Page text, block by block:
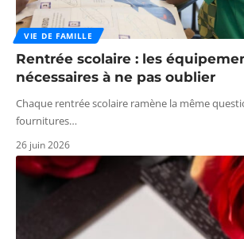
VIE DE FAMILLE
Rentrée scolaire : les
nécessaires à ne pas oublier
Chaque rentrée scolaire ramène la même
fournitures…
26 juin 2026